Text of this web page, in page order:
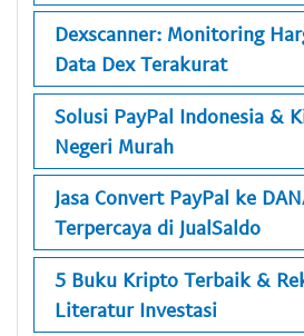
Dexscanner: Monitoring
Data Dex Terakurat
Solusi PayPal Indonesia &
Negeri Murah
Jasa Convert PayPal ke
Terpercaya di JualSaldo
5 Buku Kripto Terbaik &
Literatur Investasi